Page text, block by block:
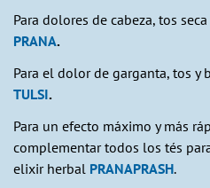
Para dolores de cabeza, tos
PRANA.
Para el dolor de garganta, tos y
TULSI.
Para un efecto máximo y más
complementar todos los tés
elixir herbal PRANAPRASH.